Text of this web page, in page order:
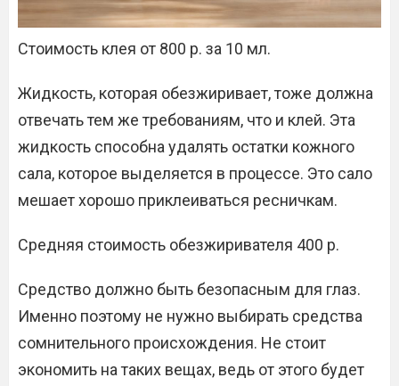
Стоимость клея от 800 р. за 10 мл.
Жидкость, которая обезжиривает, тоже должна
отвечать тем же требованиям, что и клей. Эта
жидкость способна удалять остатки кожного
сала, которое выделяется в процессе. Это сало
мешает хорошо приклеиваться ресничкам.
Средняя стоимость обезжиривателя 400 р.
Средство должно быть безопасным для глаз.
Именно поэтому не нужно выбирать средства
сомнительного происхождения. Не стоит
экономить на таких вещах, ведь от этого будет